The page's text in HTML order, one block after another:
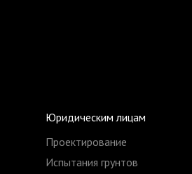
Юридическим лицам
Проектирование
Испытания грунтов